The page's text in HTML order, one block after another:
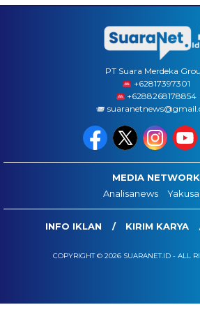
PT Suara Merdeka
‪+62817397301
+6288268178854
MEDIA NETWORK
Analisanews
INFO IKLAN KIRIM KARYA
COPYRIGHT © 2026 SUARANET.ID - ALL